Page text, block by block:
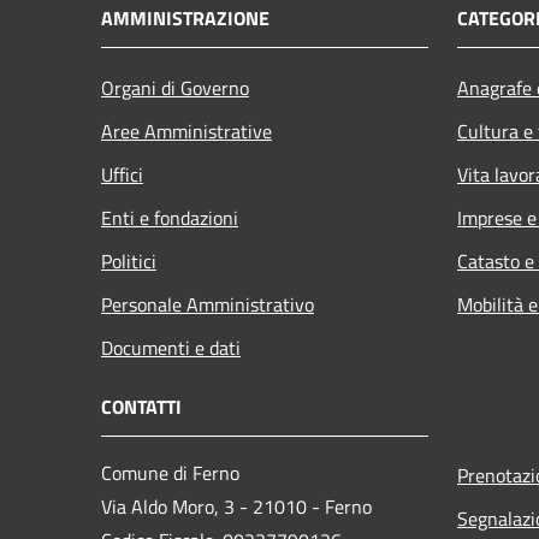
AMMINISTRAZIONE
Organi di Governo
Aree Amministrative
Uffici
Enti e fondazioni
Politici
Personale Amministrativo
Documenti e dati
Cultura
Vita
Imprese
Catasto
Mobilità
CONTATTI
Comune di Ferno
Via Aldo Moro, 3 - 21010 - Ferno